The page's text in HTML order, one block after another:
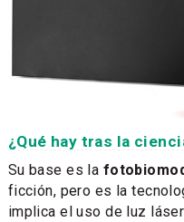
¿Qué hay tras la
Su base es la
ficción, pero es la
implica el uso de luz